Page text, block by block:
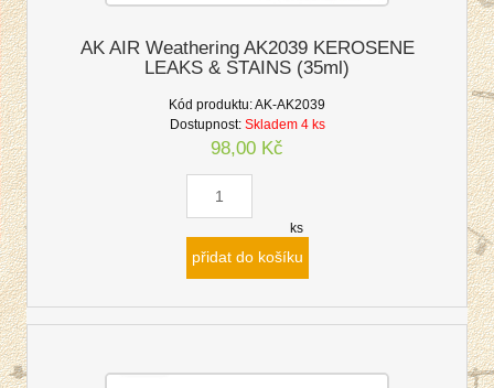
AK AIR Weathering AK2039 KEROSENE
LEAKS & STAINS (35ml)
Kód produktu:AK-AK2039
Dostupnost: Skladem 4 ks
98,00 Kč
ks
přidat do košíku